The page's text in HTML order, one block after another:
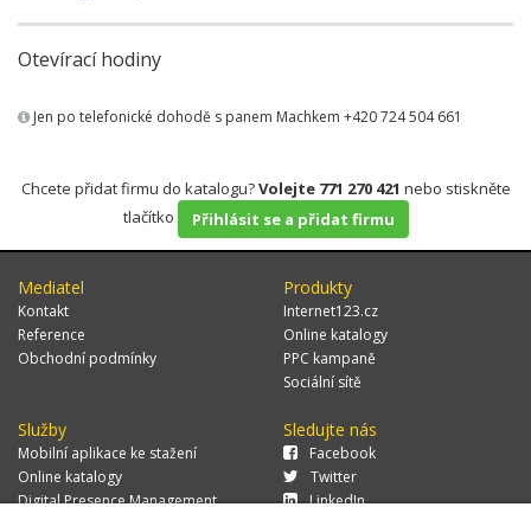
Otevírací hodiny
Jen po telefonické dohodě s panem Machkem +420 724 504 661
Chcete přidat firmu do katalogu?Volejte 771 270 421 nebo stiskněte
tlačítko
Přihlásit se a přidat firmu
Mediatel
Kontakt
Reference
Obchodní podmínky
Produkty
Internet123.cz
Online katalogy
PPC kampaně
Sociální sítě
Služby
Mobilní aplikace ke stažení
Online katalogy
Digital Presence Management
Sledujte nás
Facebook
Twitter
LinkedIn